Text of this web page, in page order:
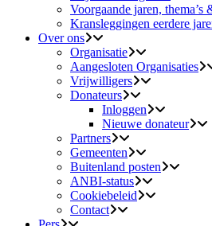
Voorgaande jaren, thema’s
Kransleggingen eerdere
Over ons
Organisatie
Aangesloten Organisaties
Vrijwilligers
Donateurs
Inloggen
Nieuwe donateur
Partners
Gemeenten
Buitenland posten
ANBI-status
Cookiebeleid
Contact